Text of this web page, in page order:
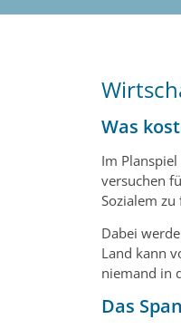
Was
Im
versuchen
Sozialem zu
Dabei
Land kann
niemand in
Das